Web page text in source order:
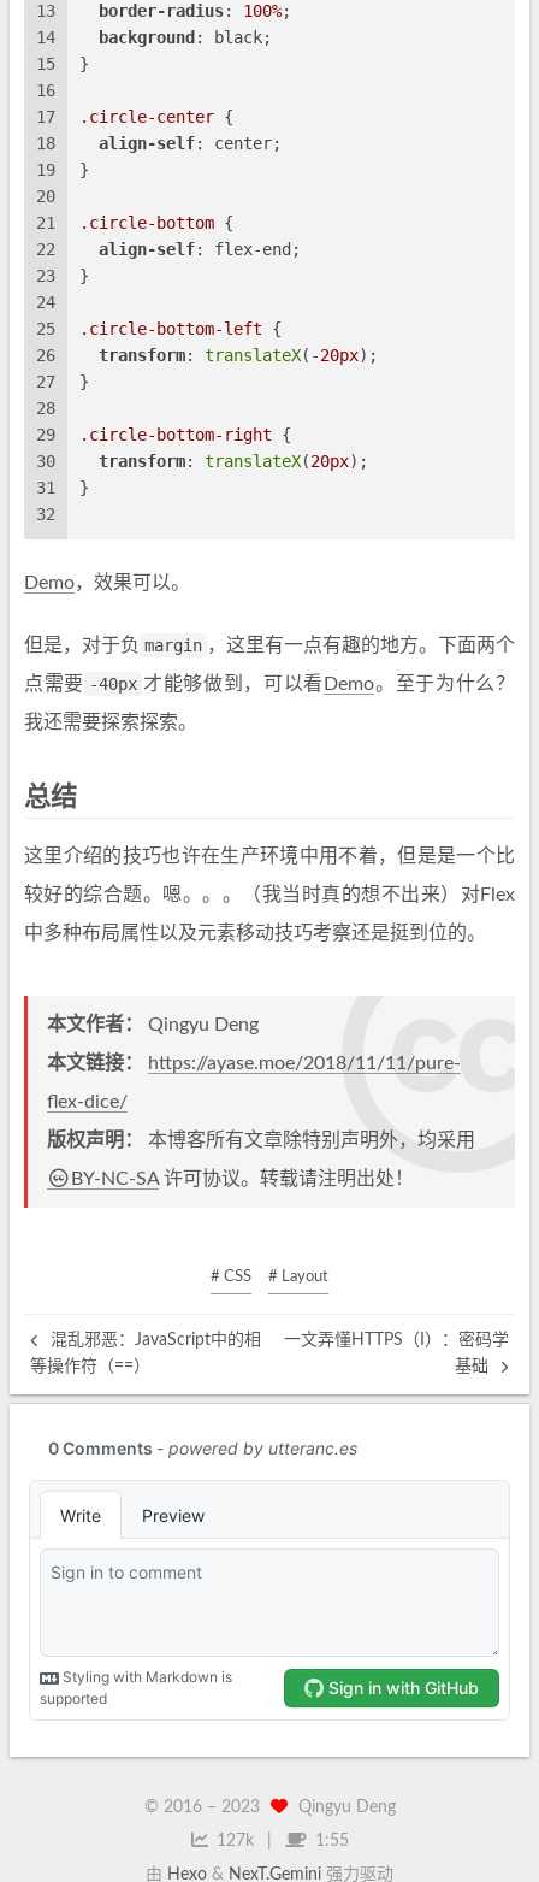
13
14
15
16
17
18
19
20
21
22
23
24
25
26
27
28
29
30
31
32
border-radius: 100%;
background : black;
}
.circle-center {
align-self: center;
}
.circle-bottom {
align-self: flex-end;
}
.circle-bottom-left {
transform: translateX(-20px);
}
.circle-bottom-right {
transform: translateX(20px);
}
Demo，效果可以。
但是，对于负 margin ，这里有一点有趣的地方。下面两个
点需要 -40px 才能够做到，可以看 Demo。至于为什么？
我还需要探索探索。
总结
这里介绍的技巧也许在生产环境中用不着，但是是一个比
较好的综合题。嗯。。。（我当时真的想不出来）对Flex
中多种布局属性以及元素移动技巧考察还是挺到位的。
本文作者： Qingyu Deng
本文链接：
https://ayase.moe/2018/11/11/pure-
flex-dice/
版权声明： 本博客所有文章除特别声明外，均采用
BY-NC-SA许可协议。转载请注明出处！
# CSS # Layout
混乱邪恶：JavaScript中的相
等操作符（==）
一文弄懂HTTPS（I）：密码学
基础
© 2016 – 2023
Qingyu Deng
127k
1:55
由 Hexo & NexT.Gemini 强力驱动